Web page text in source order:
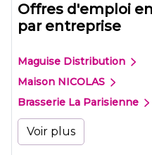
Offres d'emploi
par entreprise
Maguise Distribution
Maison NICOLAS
Brasserie La Parisienne
Voir plus